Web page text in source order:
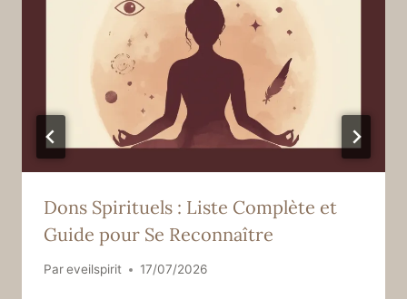
Dons Spirituels : Liste Complète et
Guide pour Se Reconnaître
Pareveilspirit 17/07/2026